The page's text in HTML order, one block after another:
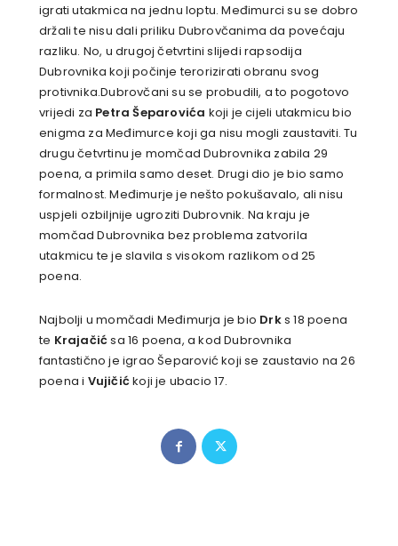
igrati utakmica na jednu loptu. Međimurci su se dobro
držali te nisu dali priliku Dubrovčanima da povećaju
razliku. No, u drugoj četvrtini slijedi rapsodija
Dubrovnika koji počinje terorizirati obranu svog
protivnika.Dubrovčani su se probudili, a to pogotovo
vrijedi za Petra Šeparovića koji je cijeli utakmicu bio
enigma za Međimurce koji ga nisu mogli zaustaviti. Tu
drugu četvrtinu je momčad Dubrovnika zabila 29
poena, a primila samo deset. Drugi dio je bio samo
formalnost. Međimurje je nešto pokušavalo, ali nisu
uspjeli ozbiljnije ugroziti Dubrovnik. Na kraju je
momčad Dubrovnika bez problema zatvorila
utakmicu te je slavila s visokom razlikom od 25
poena.
Najbolji u momčadi Međimurja je bio Drks 18 poena
te Krajačićsa 16 poena, a kod Dubrovnika
fantastično je igrao Šeparović koji se zaustavio na 26
poena i Vujičićkoji je ubacio 17.